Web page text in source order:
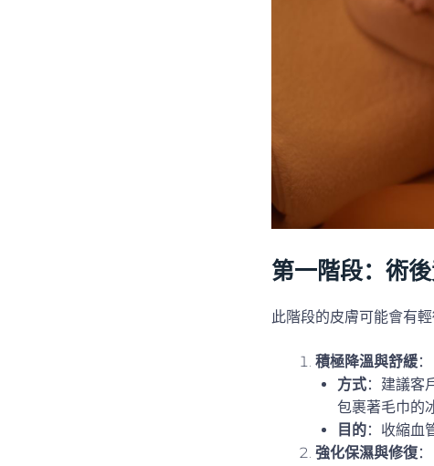
第一階段：術
此階段的皮膚可能會有
積極降溫與舒緩：
方式：建議客
包裹著毛巾的
目的：收縮血
強化保濕與修復：